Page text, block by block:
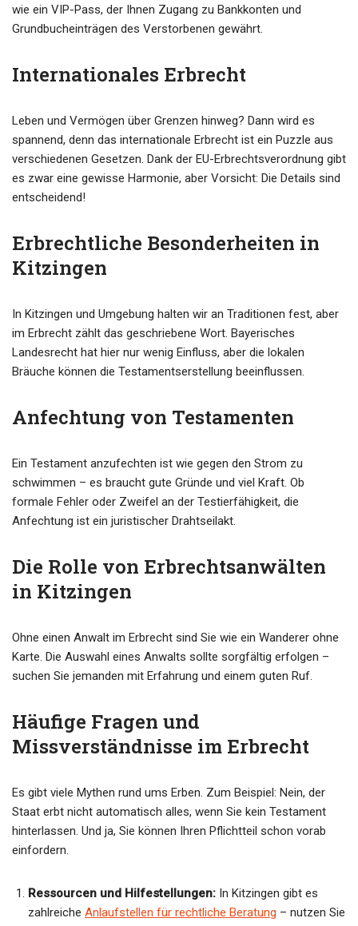
wie ein VIP-Pass, der Ihnen Zugang zu Bankkonten und
Grundbucheinträgen des Verstorbenen gewährt.
Internationales Erbrecht
Leben und Vermögen über Grenzen hinweg? Dann wird es
spannend, denn das internationale Erbrecht ist ein Puzzle aus
verschiedenen Gesetzen. Dank der EU-Erbrechtsverordnung gibt
es zwar eine gewisse Harmonie, aber Vorsicht: Die Details sind
entscheidend!
Erbrechtliche Besonderheiten in
Kitzingen
In Kitzingen und Umgebung halten wir an Traditionen fest, aber
im Erbrecht zählt das geschriebene Wort. Bayerisches
Landesrecht hat hier nur wenig Einfluss, aber die lokalen
Bräuche können die Testamentserstellung beeinflussen.
Anfechtung von Testamenten
Ein Testament anzufechten ist wie gegen den Strom zu
schwimmen – es braucht gute Gründe und viel Kraft. Ob
formale Fehler oder Zweifel an der Testierfähigkeit, die
Anfechtung ist ein juristischer Drahtseilakt.
Die Rolle von Erbrechtsanwälten
in Kitzingen
Ohne einen Anwalt im Erbrecht sind Sie wie ein Wanderer ohne
Karte. Die Auswahl eines Anwalts sollte sorgfältig erfolgen –
suchen Sie jemanden mit Erfahrung und einem guten Ruf.
Häufige Fragen und
Missverständnisse im Erbrecht
Es gibt viele Mythen rund ums Erben. Zum Beispiel: Nein, der
Staat erbt nicht automatisch alles, wenn Sie kein Testament
hinterlassen. Und ja, Sie können Ihren Pflichtteil schon vorab
einfordern.
Ressourcen und Hilfestellungen: In Kitzingen gibt es
zahlreiche Anlaufstellen für rechtliche Beratung – nutzen Sie